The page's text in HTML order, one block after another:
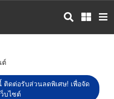
ต์
ติดต่อรับส่วนลดพิเศษ! เพื่อจัด
บไซต์